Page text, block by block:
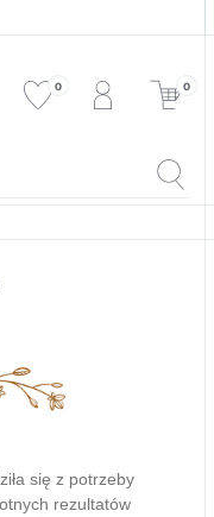
0 0
się z potrzeby
rezultatów